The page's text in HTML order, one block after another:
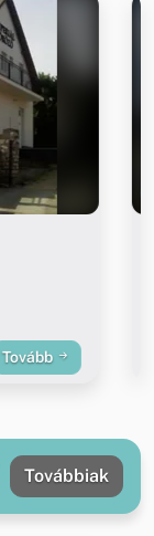
Tovább
Továbbiak